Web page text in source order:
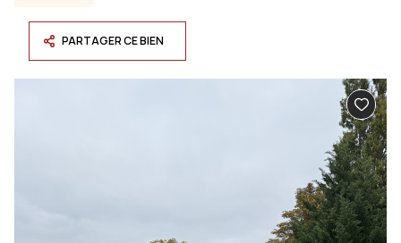
PARTAGER CE BIEN